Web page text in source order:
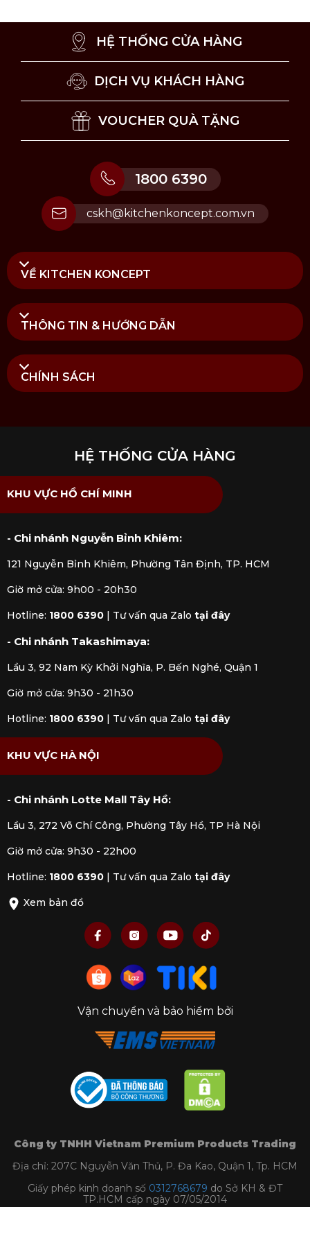
trầy xước.
Dùng để chế biến các món xào, rán, chiên, luộc hoặc
Chảo sử dụng được trên mọi loại bếp, kể cả bếp từ.
Không dùng vật sắc nhọn cào, chà lòng chảo.
Khuyến khích vệ sinh sản phẩm bằng tay.
Không vệ sinh chảo bằng đồ chà xoong.
Bảo quản sản phẩm nơi thoáng mát, khô ráo.
Ferrara
Ferrara chính hãng tại Kitchen Koncept
TạiKitchen Koncept, chúng tôi cung cấp sản phẩm
Chảo Wok nhôm chống dính nắp kính Ferrara
BALLARINI
nhập khẩu chính hãng được kiểm định rõ
ràng bởi các cơ quan chức năng. Mua hàng tại
được đầy đủ chế độ bảo hành và dịch vụ hậu mãi
HỆ THỐNG CỬA HÀNG
DỊCH VỤ KHÁCH HÀNG
VOUCHER QUÀ TẶNG
1800 6390
cskh@kitchenkoncept.com.vn
VỀ KITCHEN KONCEPT
THÔNG TIN & HƯỚNG DẪN
CHÍNH SÁCH
HỆ THỐNG CỬA HÀNG
KHU VỰC HỒ CHÍ MINH
- Chi nhánh Nguyễn Bỉnh Khiêm:
121 Nguyễn Bỉnh Khiêm, Phường Tân Định, TP. HCM
Giờ mở cửa: 9h00 - 20h30
Hotline: 1800 6390 Tư vấn qua Zalo tại đây
- Chi nhánh Takashimaya:
Lầu 3, 92 Nam Kỳ Khởi Nghĩa, P. Bến Nghé, Quận 1
Giờ mở cửa: 9h30 - 21h30
Hotline: 1800 6390 Tư vấn qua Zalo tại đây
KHU VỰC HÀ NỘI
- Chi nhánh Lotte Mall Tây Hồ:
Lầu 3, 272 Võ Chí Công, Phường Tây Hồ, TP Hà Nội
Giờ mở cửa: 9h30 - 22h00
Hotline: 1800 6390 Tư vấn qua Zalo tại đây
Xem bản đồ
Vận chuyển và bảo hiểm bởi
Công ty TNHH Vietnam Premium Products Trading
Địa chỉ: 207C Nguyễn Văn Thủ, P. Đa Kao, Quận 1, Tp. HCM
Giấy phép kinh doanh số 0312768679 do Sở KH & ĐT
TP.HCM cấp ngày 07/05/2014